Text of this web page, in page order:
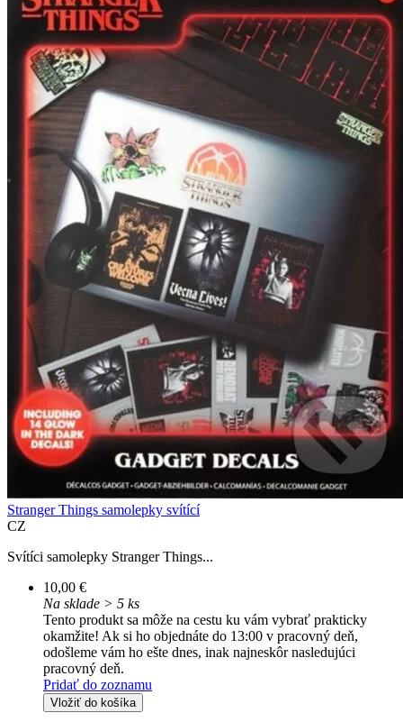
Stranger Things samolepky svítící
CZ
Svítíci samolepky Stranger Things...
10,00 €
Na sklade > 5 ks
Tento produkt sa môže na cestu ku vám vybrať prakticky
okamžite! Ak si ho objednáte do 13:00 v pracovný deň,
odošleme vám ho ešte dnes, inak najneskôr nasledujúci
pracovný deň.
Pridať do zoznamu
Vložiť do košíka